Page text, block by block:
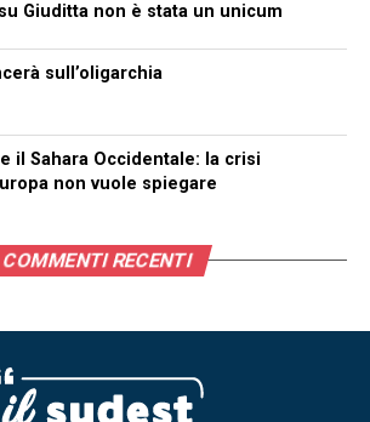
Giuditta non è stata un unicum
sull’oligarchia
il Sahara Occidentale: la crisi
non vuole spiegare
COMMENTI RECENTI